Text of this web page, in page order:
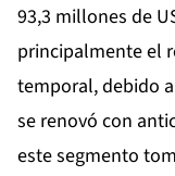
93,3 millones de
principalmente el
temporal, debido
se renovó con
este segmento